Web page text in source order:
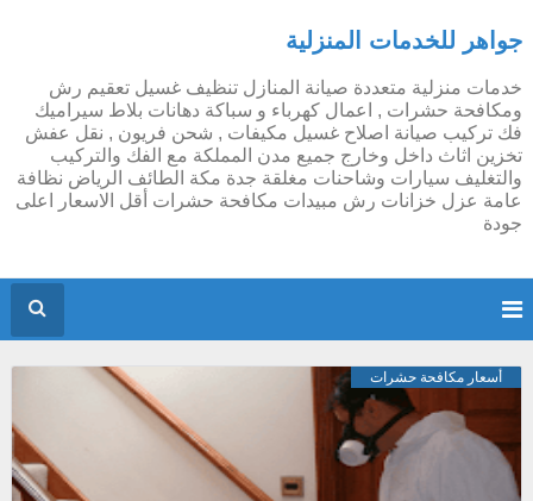
جواهر للخدمات المنزلية
خدمات منزلية متعددة صيانة المنازل تنظيف غسيل تعقيم رش
ومكافحة حشرات , اعمال كهرباء و سباكة دهانات بلاط سيراميك
فك تركيب صيانة اصلاح غسيل مكيفات , شحن فريون , نقل عفش
تخزين اثاث داخل وخارج جميع مدن المملكة مع الفك والتركيب
والتغليف سيارات وشاحنات مغلقة جدة مكة الطائف الرياض نظافة
عامة عزل خزانات رش مبيدات مكافحة حشرات أقل الاسعار اعلى
جودة
أسعار مكافحة حشرات